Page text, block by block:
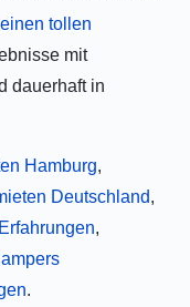
tollen
mit
dauerhaft in
Hamburg,
Deutschland,
,
.